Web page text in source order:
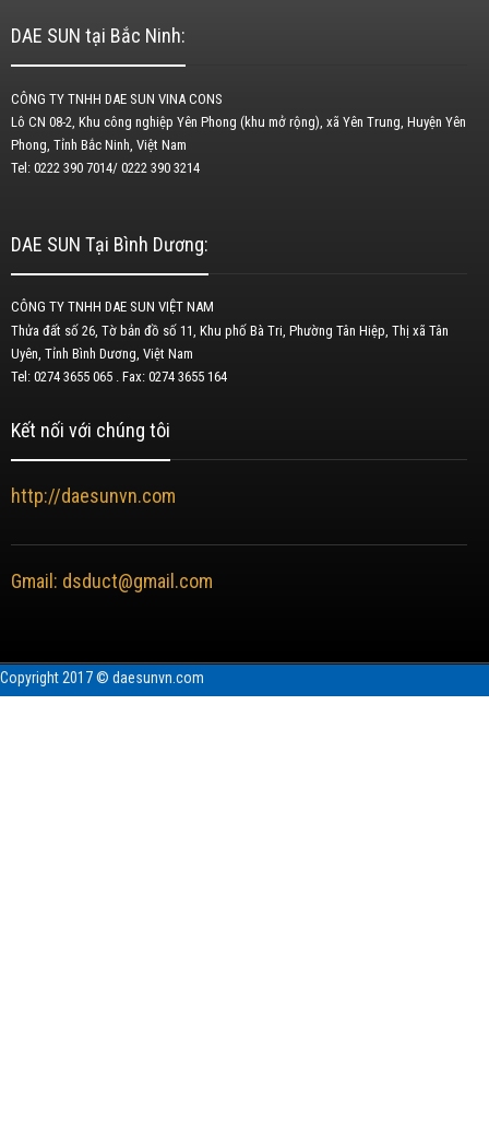
DAE SUN tại Bắc Ninh:
CÔNG TY TNHH DAE SUN VINA CONS
Lô CN 08-2, Khu công nghiệp Yên Phong (khu mở rộng), xã Yên Trung, Huyện Yên
Phong, Tỉnh Bắc Ninh, Việt Nam
Tel: 0222 390 7014/ 0222 390 3214
DAE SUN Tại Bình Dương:
CÔNG TY TNHH DAE SUN VIỆT NAM
Thửa đất số 26, Tờ bản đồ số 11, Khu phố Bà Tri, Phường Tân Hiệp, Thị xã Tân
Uyên, Tỉnh Bình Dương, Việt Nam
Tel: 0274 3655 065 . Fax: 0274 3655 164
Kết nối với chúng tôi
http://daesunvn.com
Gmail: dsduct@gmail.com
Copyright 2017 © daesunvn.com